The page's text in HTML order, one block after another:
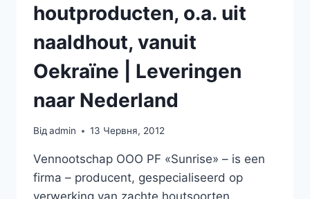
houtproducten, o.a. uit
naaldhout, vanuit
Oekraïne | Leveringen
naar Nederland
Відadmin 13 Червня, 2012
Vennootschap OOO PF «Sunrise» – is een
firma – producent, gespecialiseerd op